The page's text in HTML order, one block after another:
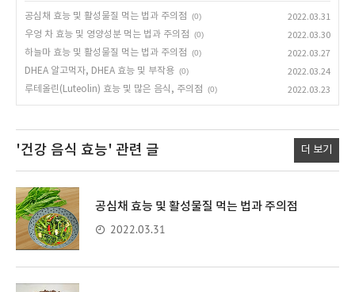
공심채 효능 및 활성물질 먹는 법과 주의점 (0)
2022.03.31
우엉 차 효능 및 영양성분 먹는 법과 주의점
(0)
2022.03.30
하늘마 효능 및 활성물질 먹는 법과 주의점
(0)
2022.03.27
DHEA 알고먹자, DHEA 효능 및 부작용 (0)
2022.03.24
루테올린(Luteolin) 효능 및 많은 음식, 주의점
(0) 2022.03.23
'건강 음식 효능' 관련 글 더 보기
공심채 효능 및 활성물질 먹는 법과 주의점
2022.03.31